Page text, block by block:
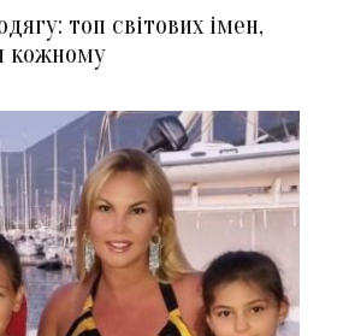
топ світових імен,
кожному